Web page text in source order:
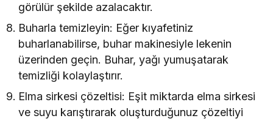
görülür şekilde azalacaktır.
Buharla temizleyin: Eğer kıyafetiniz
buharlanabilirse, buhar makinesiyle lekenin
üzerinden geçin. Buhar, yağı yumuşatarak
temizliği kolaylaştırır.
Elma sirkesi çözeltisi: Eşit miktarda elma sirkesi
ve suyu karıştırarak oluşturduğunuz çözeltiyi